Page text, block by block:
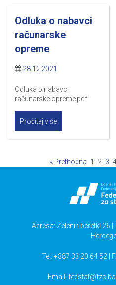
Odluka o nabavci
računarske
opreme
28.12.2021
Odluka o nabavci
računarske opreme.pdf
Pročitaj više
« Prethodna 1 2 3 4
Adresa: Zelenih beretki 26
Tel: +387 33 20 64 52 |
Email: fedstat@fzs.ba